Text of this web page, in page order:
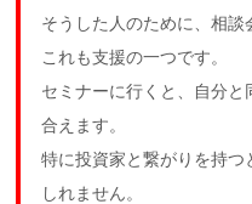
そうした人のために、相談
これも支援の一つです。
セミナーに行くと、自分と
合えます。
特に投資家と繋がりを持つ
しれません。